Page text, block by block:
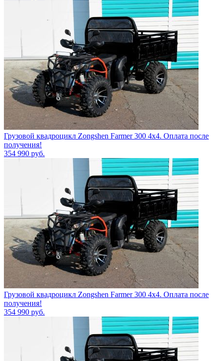
Грузовой квадроцикл Zongshen Farmer 300 4х4. Оплата после
получения!
354 990 руб.
Грузовой квадроцикл Zongshen Farmer 300 4х4. Оплата после
получения!
354 990 руб.